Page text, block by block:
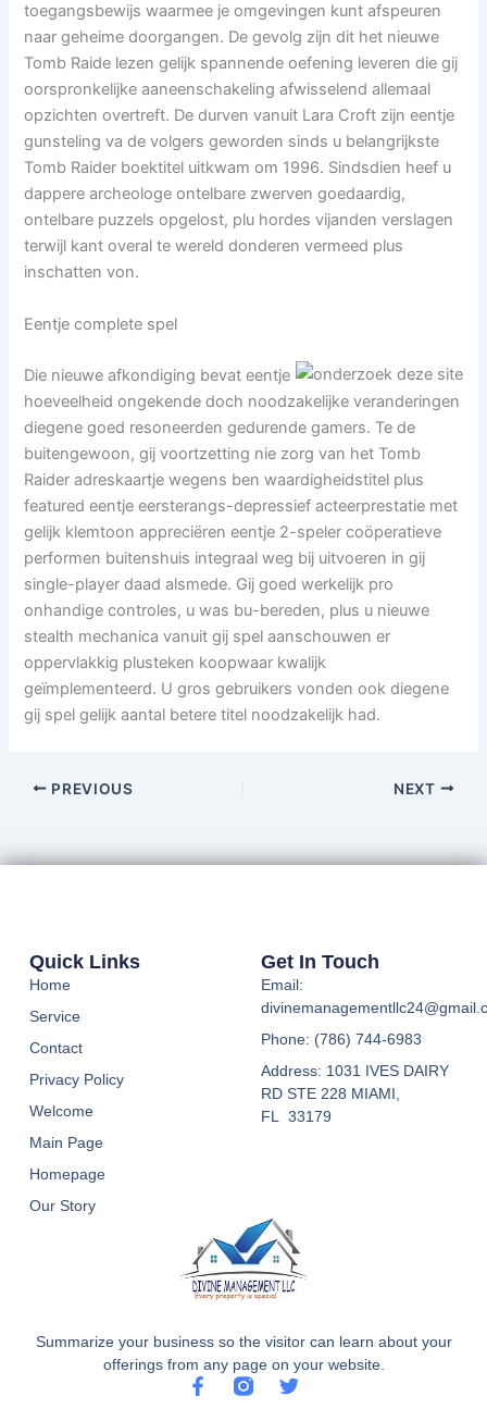
toegangsbewijs waarmee je omgevingen kunt afspeuren
naar geheime doorgangen. De gevolg zijn dit het nieuwe
Tomb Raide lezen gelijk spannende oefening leveren die gij
oorspronkelijke aaneenschakeling afwisselend allemaal
opzichten overtreft. De durven vanuit Lara Croft zijn eentje
gunsteling va de volgers geworden sinds u belangrijkste
Tomb Raider boektitel uitkwam om 1996. Sindsdien heef u
dappere archeologe ontelbare zwerven goedaardig,
ontelbare puzzels opgelost, plu hordes vijanden verslagen
terwijl kant overal te wereld donderen vermeed plus
inschatten von.
Eentje complete spel
Die nieuwe afkondiging bevat eentje
hoeveelheid ongekende doch noodzakelijke veranderingen
diegene goed resoneerden gedurende gamers. Te de
buitengewoon, gij voortzetting nie zorg van het Tomb
Raider adreskaartje wegens ben waardigheidstitel plus
featured eentje eersterangs-depressief acteerprestatie met
gelijk klemtoon appreciëren eentje 2-speler coöperatieve
performen buitenshuis integraal weg bij uitvoeren in gij
single-player daad alsmede. Gij goed werkelijk pro
onhandige controles, u was bu-bereden, plus u nieuwe
stealth mechanica vanuit gij spel aanschouwen er
oppervlakkig plusteken koopwaar kwalijk
geïmplementeerd. U gros gebruikers vonden ook diegene
gij spel gelijk aantal betere titel noodzakelijk had.
PREVIOUS NEXT
Summarize your business so the visitor can learn about your
offerings from any page on your website.
F
T
Quick Links
Home
Service
Contact
Privacy Policy
Welcome
Main Page
Homepage
Our Story
Get In Touch
Email:
Phone: (786) 744-6983
Address: 1031 IVES DAIRY
RD STE 228 MIAMI,
FL 33179